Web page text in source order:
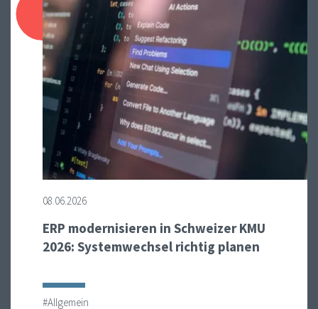
08.06.2026
ERP modernisieren in Schweizer KMU
2026: Systemwechsel richtig planen
#Allgemein